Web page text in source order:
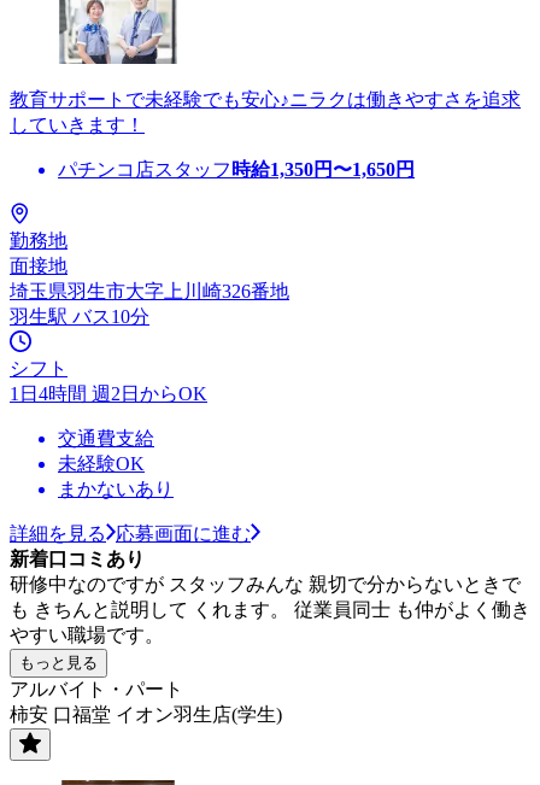
教育サポートで未経験でも安心♪ニラクは働きやすさを追求
していきます！
パチンコ店スタッフ 時給1,350円〜1,650円
勤務地
面接地
埼玉県羽生市大字上川崎326番地
羽生駅 バス10分
シフト
1日4時間 週2日からOK
交通費支給
未経験OK
まかないあり
詳細を見る
応募画面に進む
新着口コミあり
研修中なのですが スタッフみんな 親切で分からないときで
も きちんと説明して くれます。 従業員同士 も仲がよく働き
やすい職場です。
もっと見る
アルバイト・パート
柿安 口福堂 イオン羽生店(学生)